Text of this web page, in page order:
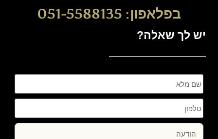
בפלאפון: 051-5588135
יש לך שאלה?